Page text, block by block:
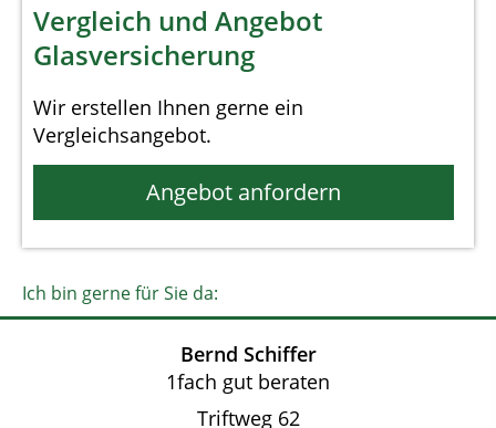
Vergleich und Angebot
Glasversicherung
Wir erstellen Ihnen gerne ein
Vergleichsangebot.
Angebot anfordern
Ich bin gerne für Sie da:
Bernd Schiffer
1fach gut beraten
Triftweg 62